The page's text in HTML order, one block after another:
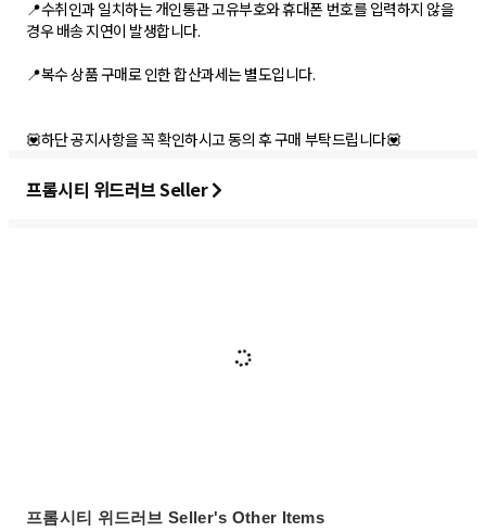
📍수취인과 일치하는 개인통관 고유부호와 휴대폰 번호를 입력하지 않을
경우 배송 지연이 발생합니다.
📍복수 상품 구매로 인한 합산과세는 별도입니다.
💟하단 공지사항을 꼭 확인하시고 동의 후 구매 부탁드립니다💟
프롬시티 위드러브 Seller
프롬시티 위드러브 Seller's Other Items